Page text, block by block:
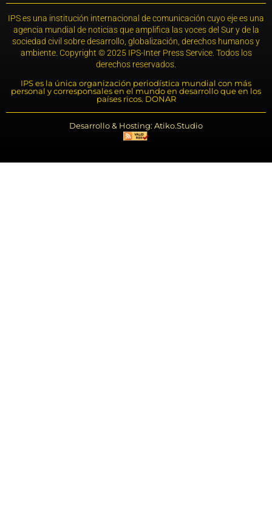
IPS es una institución internacional de comunicación cuyo eje es una
agencia mundial de noticias que amplifica las voces del Sur y de la
sociedad civil sobre desarrollo, globalización, derechos humanos y
ambiente. Copyright © 2025 IPS-Inter Press Service. Todos los
derechos reservados.
IPS es la única organización periodística mundial con más
personal y corresponsales en el mundo en desarrollo que en los
países ricos. DONAR
Desarrollo & Hosting: Atiko.Studio